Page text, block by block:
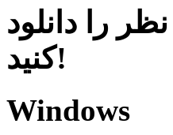
را دانلود
کنید!
Windows